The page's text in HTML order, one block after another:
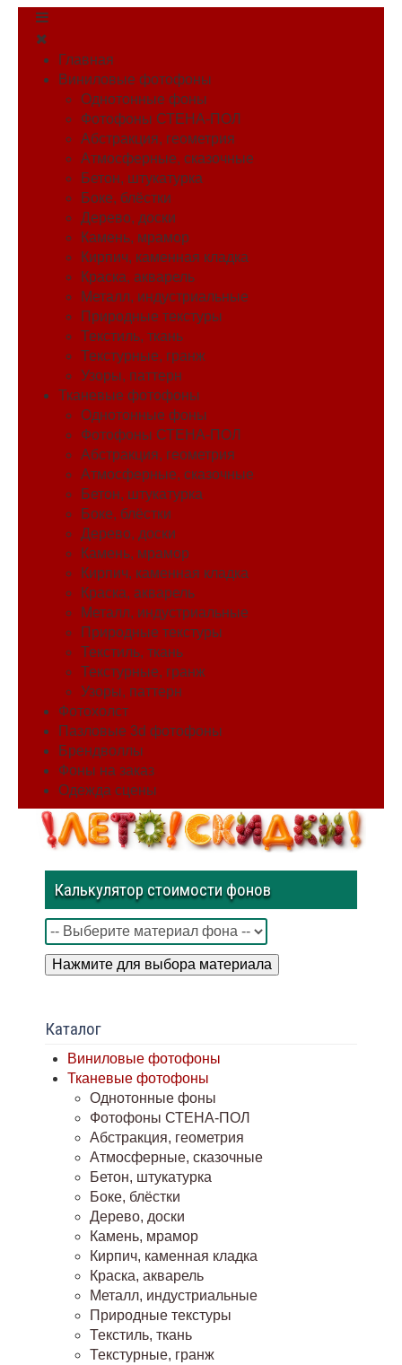
Главная
Виниловые фотофоны
Однотонные фоны
Фотофоны СТЕНА-ПОЛ
Абстракция, геометрия
Атмосферные, сказочные
Бетон, штукатурка
Боке, блёстки
Дерево, доски
Камень, мрамор
Кирпич, каменная кладка
Краска, акварель
Металл, индустриальные
Природные текстуры
Текстиль, ткань
Текстурные, гранж
Узоры, паттерн
Тканевые фотофоны
Однотонные фоны
Фотофоны СТЕНА-ПОЛ
Абстракция, геометрия
Атмосферные, сказочные
Бетон, штукатурка
Боке, блёстки
Дерево, доски
Камень, мрамор
Кирпич, каменная кладка
Краска, акварель
Металл, индустриальные
Природные текстуры
Текстиль, ткань
Текстурные, гранж
Узоры, паттерн
Фотохолст
Пазловые 3d фотофоны
Брендволлы
Фоны на заказ
Одежда сцены
Калькулятор стоимости фонов
Нажмите для выбора материала
Каталог
Виниловые фотофоны
Тканевые фотофоны
Однотонные фоны
Фотофоны СТЕНА-ПОЛ
Абстракция, геометрия
Атмосферные, сказочные
Бетон, штукатурка
Боке, блёстки
Дерево, доски
Камень, мрамор
Кирпич, каменная кладка
Краска, акварель
Металл, индустриальные
Природные текстуры
Текстиль, ткань
Текстурные, гранж